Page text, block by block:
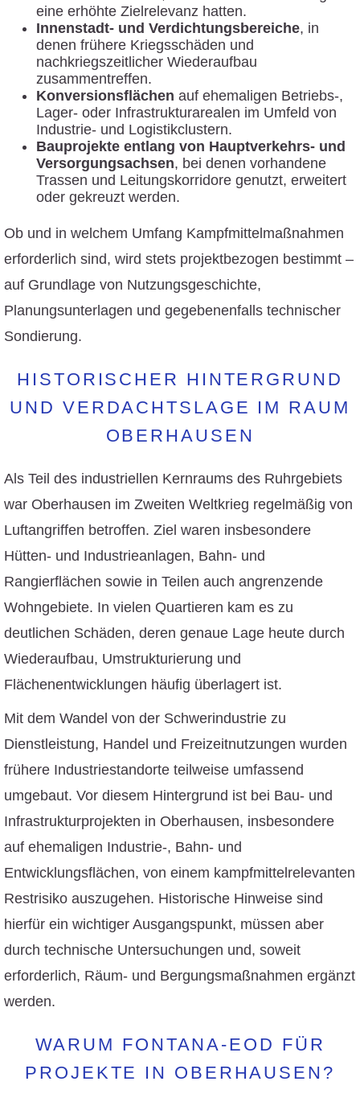
eine erhöhte Zielrelevanz hatten.
Innenstadt- und Verdichtungsbereiche, in
denen frühere Kriegsschäden und
nachkriegszeitlicher Wiederaufbau
zusammentreffen.
Konversionsflächen auf ehemaligen Betriebs-,
Lager- oder Infrastrukturarealen im Umfeld von
Industrie- und Logistikclustern.
Bauprojekte entlang von Hauptverkehrs- und
Versorgungsachsen, bei denen vorhandene
Trassen und Leitungskorridore genutzt, erweitert
oder gekreuzt werden.
Ob und in welchem Umfang Kampfmittelmaßnahmen
erforderlich sind, wird stets projektbezogen bestimmt –
auf Grundlage von Nutzungsgeschichte,
Planungsunterlagen und gegebenenfalls technischer
Sondierung.
HISTORISCHER HINTERGRUND
UND VERDACHTSLAGE IM RAUM
OBERHAUSEN
Als Teil des industriellen Kernraums des Ruhrgebiets
war Oberhausen im Zweiten Weltkrieg regelmäßig von
Luftangriffen betroffen. Ziel waren insbesondere
Hütten- und Industrieanlagen, Bahn- und
Rangierflächen sowie in Teilen auch angrenzende
Wohngebiete. In vielen Quartieren kam es zu
deutlichen Schäden, deren genaue Lage heute durch
Wiederaufbau, Umstrukturierung und
Flächenentwicklungen häufig überlagert ist.
Mit dem Wandel von der Schwerindustrie zu
Dienstleistung, Handel und Freizeitnutzungen wurden
frühere Industriestandorte teilweise umfassend
umgebaut. Vor diesem Hintergrund ist bei Bau- und
Infrastrukturprojekten in Oberhausen, insbesondere
auf ehemaligen Industrie-, Bahn- und
Entwicklungsflächen, von einem kampfmittelrelevanten
Restrisiko auszugehen. Historische Hinweise sind
hierfür ein wichtiger Ausgangspunkt, müssen aber
durch technische Untersuchungen und, soweit
erforderlich, Räum- und Bergungsmaßnahmen ergänzt
werden.
WARUM FONTANA-EOD FÜR
PROJEKTE IN OBERHAUSEN?